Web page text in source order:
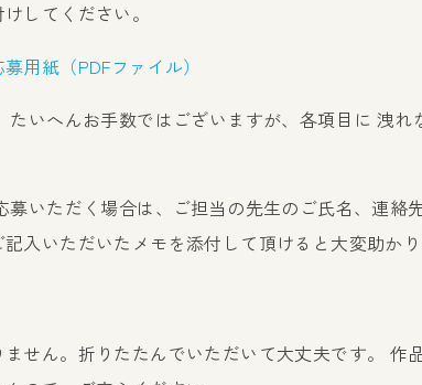
してください。
用紙（PDFファイル）
いへんお手数ではございますが、各項目に 洩れ
いただく場合は、ご担当の先生のご氏名、連絡
入いただいたメモを添付して頂けると大変助か
せん。折りたたんでいただいて大丈夫です。 作